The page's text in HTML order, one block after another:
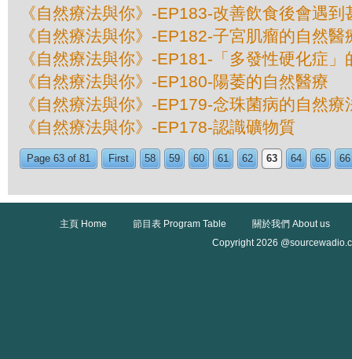
《自然療法與你》-EP183-改善飲食後會遇到
《自然療法與你》-EP182-子宮肌瘤的自然醫
《自然療法與你》-EP181-「多發性硬化症」
《自然療法與你》-EP180-陽萎的自然醫療
《自然療法與你》-EP179-念珠菌病的自然療
《自然療法與你》-EP178-認識礦物質
Page 63 of 81 First 58 59 60 61 62 63 64 65 66
主頁 Home 節目表 Program Table
關於我們 About us
Copyright 2026